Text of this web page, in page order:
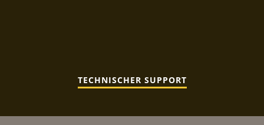
TECHNISCHER SUPPORT